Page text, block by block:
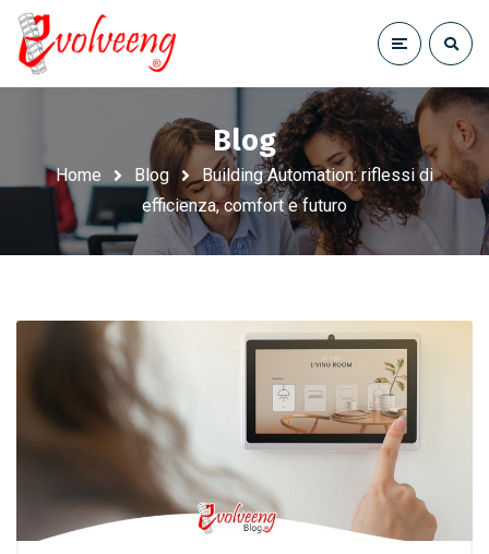
Blog
Home Blog
Building Automation: riflessi di
efficienza, comfort e futuro